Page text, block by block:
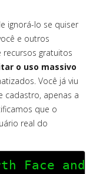
ignorá-lo se quiser
e outros
recursos gratuitos
o uso massivo
Você já viu
cadastro, apenas a
que o
real do
Face and